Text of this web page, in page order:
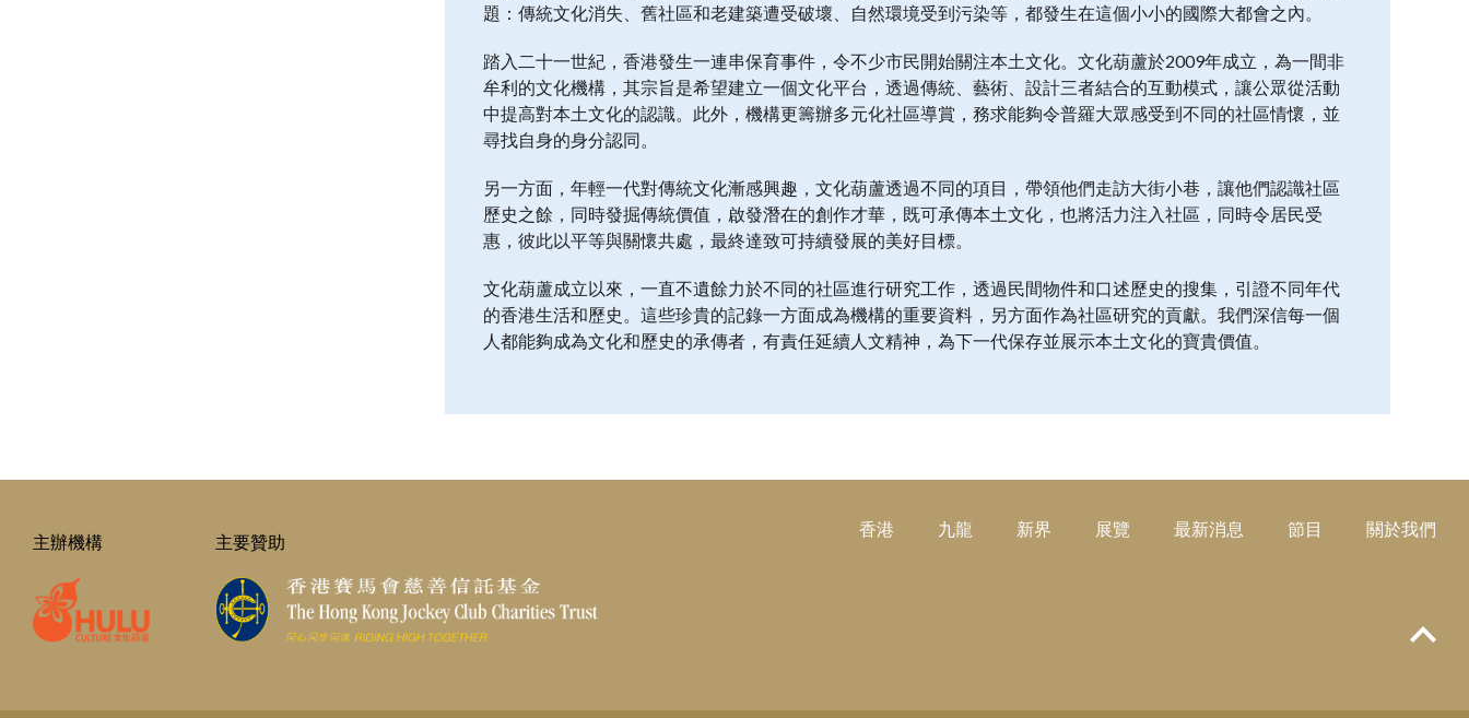
題：傳統文化消失、舊社區和老建築遭受破壞、自然環境受到污染等，都發生在這個小小的國際大都會之內。
踏入二十一世紀，香港發生一連串保育事件，令不少市民開始關注本土文化。文化葫蘆於2009年成立，為一間非
牟利的文化機構，其宗旨是希望建立一個文化平台，透過傳統、藝術、設計三者結合的互動模式，讓公眾從活動
中提高對本土文化的認識。此外，機構更籌辦多元化社區導賞，務求能夠令普羅大眾感受到不同的社區情懷，並
尋找自身的身分認同。
另一方面，年輕一代對傳統文化漸感興趣，文化葫蘆透過不同的項目，帶領他們走訪大街小巷，讓他們認識社區
歷史之餘，同時發掘傳統價值，啟發潛在的創作才華，既可承傳本土文化，也將活力注入社區，同時令居民受
惠，彼此以平等與關懷共處，最終達致可持續發展的美好目標。
文化葫蘆成立以來，一直不遺餘力於不同的社區進行研究工作，透過民間物件和口述歷史的搜集，引證不同年代
的香港生活和歷史。這些珍貴的記錄一方面成為機構的重要資料，另方面作為社區研究的貢獻。我們深信每一個
人都能夠成為文化和歷史的承傳者，有責任延續人文精神，為下一代保存並展示本土文化的寶貴價值。
主辦機構 主要贊助
香港 九龍 新界 展覽 最新消息 節目 關於我們